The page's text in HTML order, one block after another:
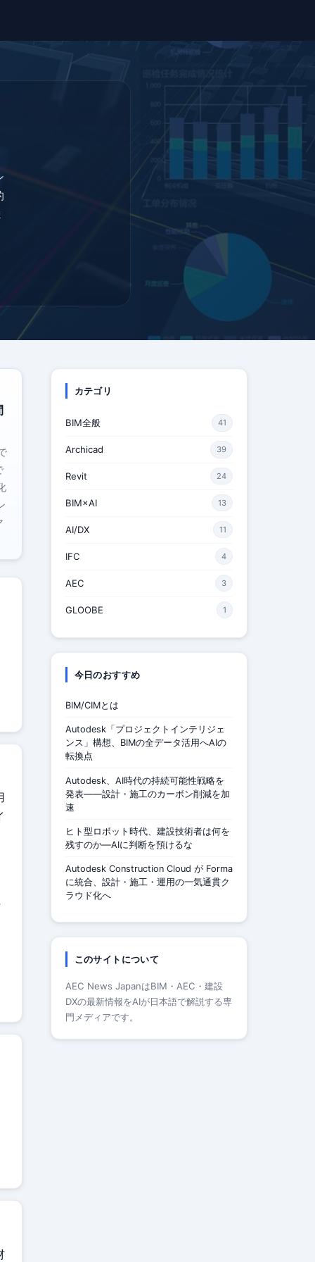
カテゴリ
BIM全般 41
Archicad 39
Revit 24
BIM×AI 13
AI/DX 11
IFC 4
AEC 3
GLOOBE 1
今日のおすすめ
BIM/CIMとは
Autodesk「プロジェクトインテリジェ
ンス」構想、BIMの全データ活用へAIの
転換点
Autodesk、AI時代の持続可能性戦略を
発表——設計・施工のカーボン削減を加
速
ヒト型ロボット時代、建設技術者は何を
残すのか—AIに判断を預けるな
Autodesk Construction Cloud が Forma
に統合、設計・施工・運用の一気通貫ク
ラウド化へ
このサイトについて
AEC News JapanはBIM・AEC・建設
DXの最新情報をAIが日本語で解説する専
門メディアです。